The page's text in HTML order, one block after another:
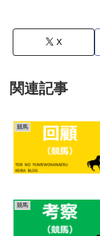
X
関連記事
競馬
競馬